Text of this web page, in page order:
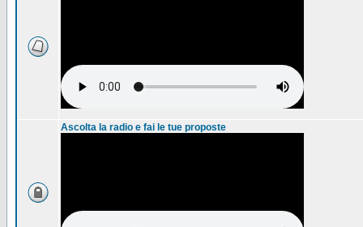
Ascolta la radio e fai le tue proposte